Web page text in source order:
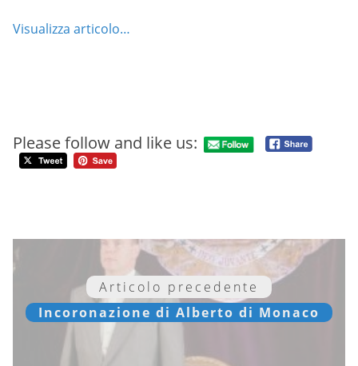
Visualizza articolo…
Please follow and like us:
Articolo precedente
Incoronazione di Alberto di Monaco